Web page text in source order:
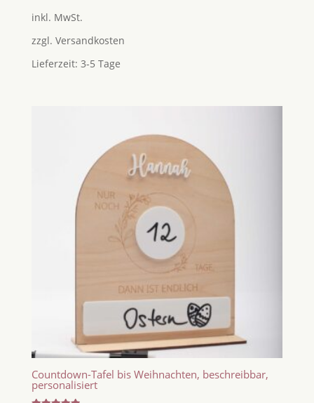
von 5
inkl. MwSt.
zzgl. Versandkosten
Lieferzeit: 3-5 Tage
Countdown-Tafel bis Weihnachten, beschreibbar,
personalisiert